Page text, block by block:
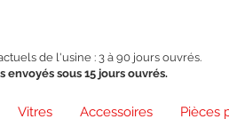
de l'usine : 3 à 90 jours ouvrés.
envoyés sous 15 jours ouvrés.
Vitres Accessoires Pièces